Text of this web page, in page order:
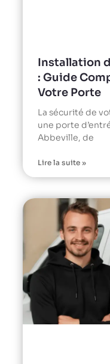
Installation
: Guide
Votre Porte
La sécurité de
une porte
Abbeville, de
Lire la suite »